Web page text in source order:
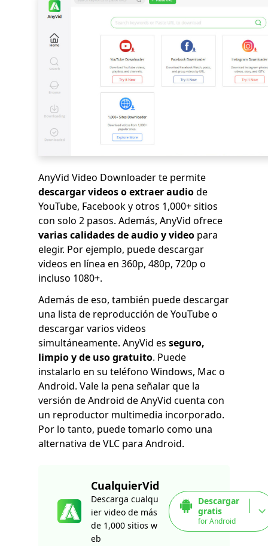
AnyVid Video Downloader te permite
descargar videos o extraer audiode
YouTube, Facebook y otros 1,000+ sitios
con solo 2 pasos. Además, AnyVid ofrece
varias calidades de audio y video para
elegir. Por ejemplo, puede descargar
videos en línea en 360p, 480p, 720p o
incluso 1080+.
Además de eso, también puede descargar
una lista de reproducción de YouTube o
descargar varios videos
simultáneamente. AnyVid es seguro,
limpio y de uso gratuito. Puede
instalarlo en su teléfono Windows, Mac o
Android. Vale la pena señalar que la
versión de Android de AnyVid cuenta con
un reproductor multimedia incorporado.
Por lo tanto, puede tomarlo como una
alternativa de VLC para Android.
CualquierVid
Descarga cualqu
ier video de más
de 1,000 sitios w
eb
Descargar
gratis
for Android